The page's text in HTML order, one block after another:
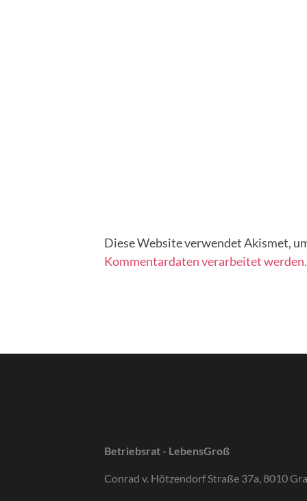
Diese Website verwendet Akismet,
Kommentardaten verarbeitet werden.
Betriebsrat - LebensGroß
Conrad v. Hötzendorf Straße 37a, 8010